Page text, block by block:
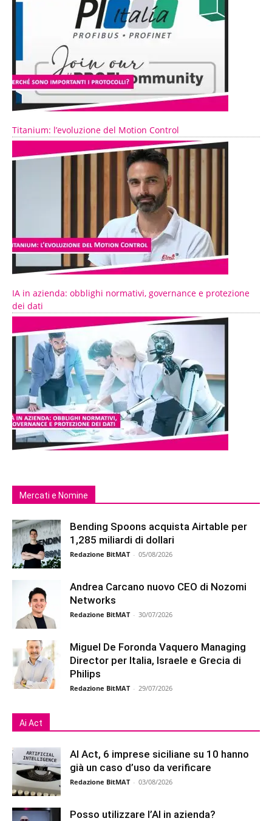
Titanium: l’evoluzione del Motion Control
IA in azienda: obblighi normativi, governance e protezione
dei dati
Mercati e Nomine
Bending Spoons acquista Airtable per
1,285 miliardi di dollari
Redazione BitMAT - 05/08/2026
Andrea Carcano nuovo CEO di Nozomi
Networks
Redazione BitMAT - 30/07/2026
Miguel De Foronda Vaquero Managing
Director per Italia, Israele e Grecia di
Philips
Redazione BitMAT - 29/07/2026
Ai Act
AI Act, 6 imprese siciliane su 10 hanno
già un caso d’uso da verificare
Redazione BitMAT - 03/08/2026
Posso utilizzare l’AI in azienda?